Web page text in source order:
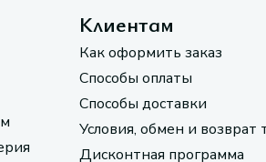
Клиентам
Как оформить заказ
Способы оплаты
Способы доставки
Условия, обмен и возврат
Дисконтная программа